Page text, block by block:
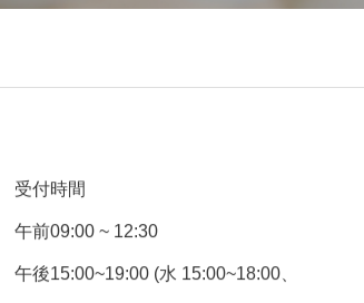
受付時間
午前09:00 ~ 12:30
午後15:00~19:00 (水 15:00~18:00、